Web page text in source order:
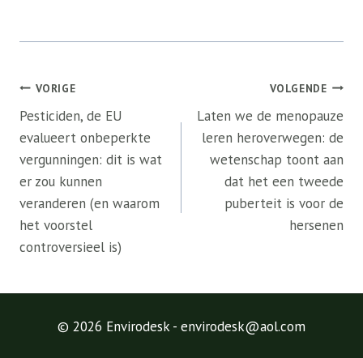
Bericht
navigatie
VORIGE
Pesticiden, de EU
evalueert onbeperkte
vergunningen: dit is wat
er zou kunnen
veranderen (en waarom
het voorstel
controversieel is)
VOLGENDE
Laten we de menopauze
leren heroverwegen: de
wetenschap toont aan
dat het een tweede
puberteit is voor de
hersenen
© 2026 Envirodesk - envirodesk@aol.com